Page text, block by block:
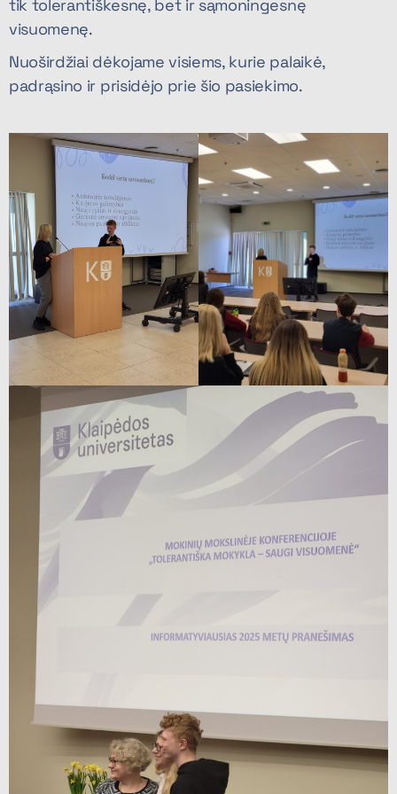
tik tolerantiškesnę, bet ir sąmoningesnę
visuomenę.
Nuoširdžiai dėkojame visiems, kurie palaikė,
padrąsino ir prisidėjo prie šio pasiekimo.